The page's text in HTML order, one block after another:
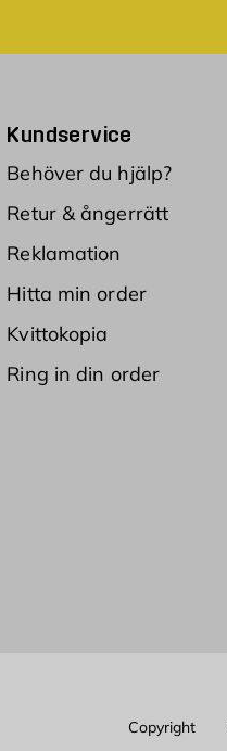
Kundservice
Behöver du hjälp?
Retur & ångerrätt
Reklamation
Hitta min order
Kvittokopia
Ring in din order
Copyright